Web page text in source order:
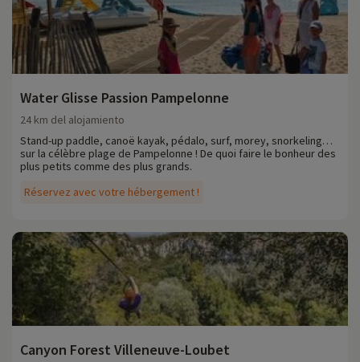
Water Glisse Passion Pampelonne
Réservez avec votre hébergement !
24 km del alojamiento
Stand-up paddle, canoë kayak, pédalo, surf, morey, snorkeling…
sur la célèbre plage de Pampelonne ! De quoi faire le bonheur des
plus petits comme des plus grands.
Canyon Forest Villeneuve-Loubet